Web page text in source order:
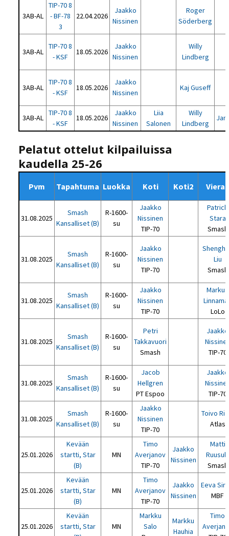
3AB-AL
TIP-70 8
- BF-78
3
22.04.2026
Jaakko
Nissinen
Roger
Söderberg
3AB-AL
TIP-70 8
- KSF
18.05.2026
Jaakko
Nissinen
Willy
Lindberg
3AB-AL
TIP-70 8
- KSF
18.05.2026
Jaakko
Nissinen
Kaj Guseff
3AB-AL
TIP-70 8
- KSF
18.05.2026
Jaakko
Nissinen
Liia
Salonen
Willy
Lindberg
Jan
Pelatut ottelut kilpailuissa
kaudella 25-26
Pvm Tapahtuma Luokka Koti Koti2 Vieras
31.08.2025
Smash
Kansalliset (B)
R-1600-
su
Jaakko
Nissinen
TIP-70
Patrick
Stara
Smash
31.08.2025
Smash
Kansalliset (B)
R-1600-
su
Jaakko
Nissinen
TIP-70
Liu
Smash
31.08.2025
Smash
Kansalliset (B)
R-1600-
su
Jaakko
Nissinen
TIP-70
Markus
LoLo
31.08.2025
Smash
Kansalliset (B)
R-1600-
su
Petri
Takkavuori
Smash
Jaakko
TIP-70
31.08.2025
Smash
Kansalliset (B)
R-1600-
su
Jacob
Hellgren
PT Espoo
Jaakko
TIP-70
31.08.2025
Smash
Kansalliset (B)
R-1600-
su
Jaakko
Nissinen
TIP-70
Toivo
Atlas
25.01.2026
Kevään
startti, Star
(B)
MN
Timo
Averjanov
TIP-70
Jaakko
Nissinen
Matti
Ruusula
Smash
25.01.2026
Kevään
startti, Star
(B)
MN
Timo
Averjanov
TIP-70
Jaakko
Nissinen
Eeva
MBF
25.01.2026
Kevään
startti, Star
MN
Markku
Salo
Markku
Hauhia
Timo